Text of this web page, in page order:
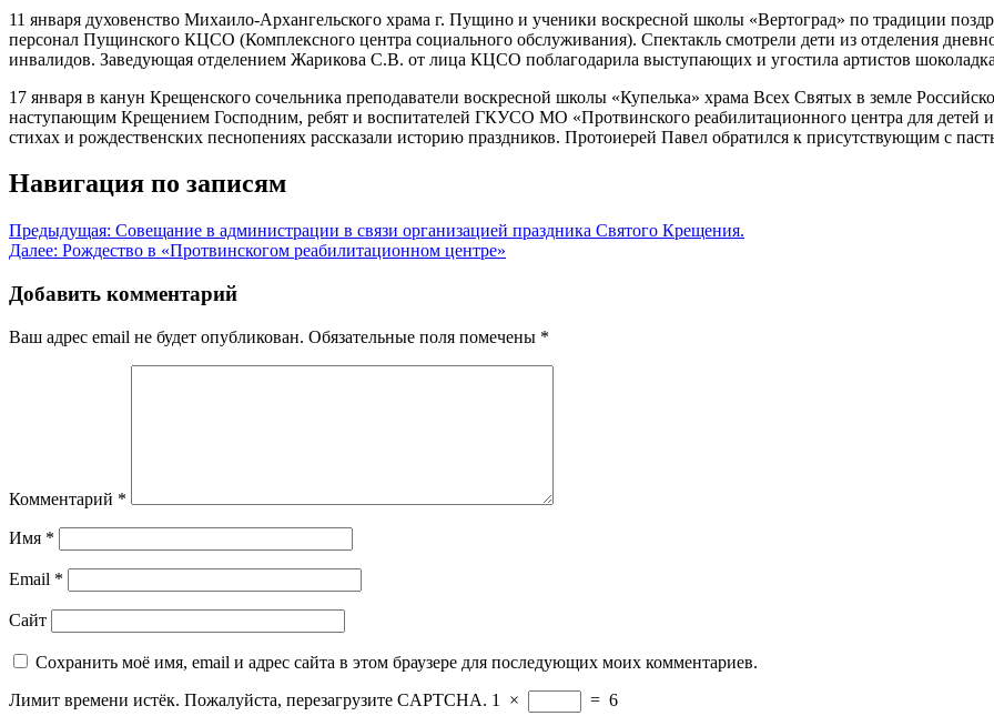
11 января духовенство Михаило-Архангельского храма г. Пущино и ученики воскресной школы «Вертоград» по традиции
персонал Пущинского КЦСО (Комплексного центра социального обслуживания). Спектакль смотрели дети из отделения
инвалидов. Заведующая отделением Жарикова С.В. от лица КЦСО поблагодарила выступающих и угостила артистов
17 января в канун Крещенского сочельника преподаватели воскресной школы «Купелька» храма Всех Святых в земле
наступающим Крещением Господним, ребят и воспитателей ГКУСО МО «Протвинского реабилитационного центра для детей
стихах и рождественских песнопениях рассказали историю праздников. Протоиерей Павел обратился к присутствующим с
Навигация по записям
Предыдущая: Совещание в администрации в связи организацией праздника Святого Крещения.
Далее: Рождество в «Протвинскогом реабилитационном центре»
Добавить комментарий
Ваш адрес email не будет опубликован. Обязательные поля помечены *
Комментарий *
Имя *
Email *
Сайт
Сохранить моё имя, email и адрес сайта в этом браузере для последующих моих комментариев.
Лимит времени истёк. Пожалуйста, перезагрузите CAPTCHA. 1 × = 6